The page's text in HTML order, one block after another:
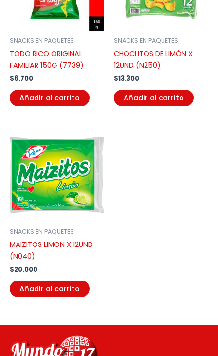
SNACKS EN PAQUETES
TODO RICO ORIGINAL
FAMILIAR 150G (7739)
$6.700
Añadir al carrito
SNACKS EN PAQUETES
CHOCLITOS DE LIMÓN X
12UND (N250)
$13.300
Añadir al carrito
SNACKS EN PAQUETES
MAIZITOS LIMON X 12UND
(N040)
$20.000
Añadir al carrito